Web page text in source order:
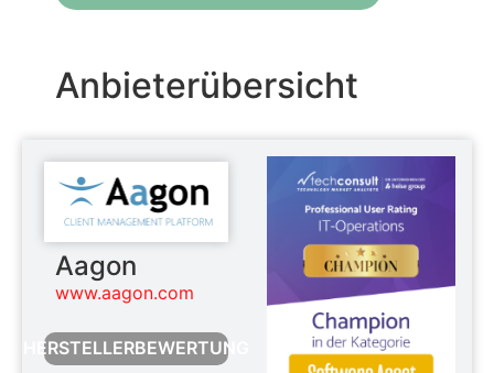
Anbieterübersicht
Aagon
www.aagon.com
HERSTELLERBEWERTUNG